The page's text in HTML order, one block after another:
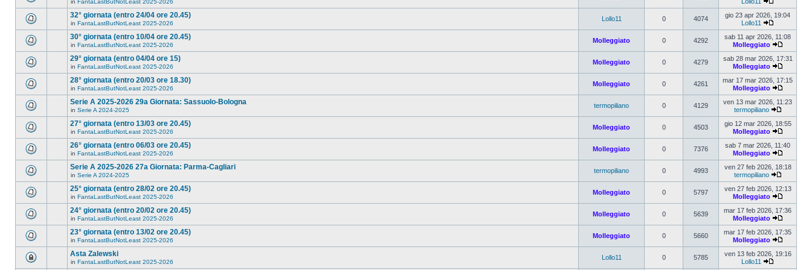
in FantaLastButNotLeast 2025-2026
32° giornata (entro 24/04 ore 20.45)
in FantaLastButNotLeast 2025-2026
Lollo11 0 4074
gio 23 apr 2026, 19:04
Lollo11
30° giornata (entro 10/04 ore 20.45)
in FantaLastButNotLeast 2025-2026
Molleggiato 0 4292
sab 11 apr 2026, 11:08
Molleggiato
29° giornata (entro 04/04 ore 15)
in FantaLastButNotLeast 2025-2026
Molleggiato 0 4279
sab 28 mar 2026, 17:31
Molleggiato
28° giornata (entro 20/03 ore 18.30)
in FantaLastButNotLeast 2025-2026
Molleggiato 0 4261
mar 17 mar 2026, 17:15
Molleggiato
Serie A 2025-2026 29a Giornata: Sassuolo-Bologna
in Serie A 2024-2025
termopiliano 0 4129
ven 13 mar 2026, 11:23
termopiliano
27° giornata (entro 13/03 ore 20.45)
in FantaLastButNotLeast 2025-2026
Molleggiato 0 4503
gio 12 mar 2026, 18:55
Molleggiato
26° giornata (entro 06/03 ore 20.45)
in FantaLastButNotLeast 2025-2026
Molleggiato 0 7376
sab 7 mar 2026, 11:40
Molleggiato
Serie A 2025-2026 27a Giornata: Parma-Cagliari
in Serie A 2024-2025
termopiliano 0 4993
ven 27 feb 2026, 18:18
termopiliano
25° giornata (entro 28/02 ore 20.45)
in FantaLastButNotLeast 2025-2026
Molleggiato 0 5797
ven 27 feb 2026, 12:13
Molleggiato
24° giornata (entro 20/02 ore 20.45)
in FantaLastButNotLeast 2025-2026
Molleggiato 0 5639
mar 17 feb 2026, 17:36
Molleggiato
23° giornata (entro 13/02 ore 20.45)
in FantaLastButNotLeast 2025-2026
Molleggiato 0 5660
mar 17 feb 2026, 17:35
Molleggiato
Asta Zalewski
in FantaLastButNotLeast 2025-2026
Lollo11 0 5785
ven 13 feb 2026, 19:16
Lollo11